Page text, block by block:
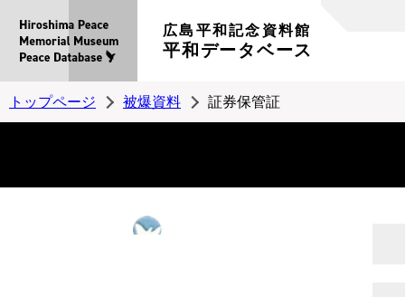
広島平和記念資料館
平和データベース
トップページ 被爆資料 証券保管証